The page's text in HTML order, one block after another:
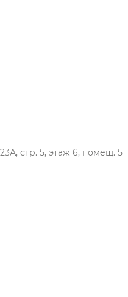
стр. 5, этаж 6, помещ. 5